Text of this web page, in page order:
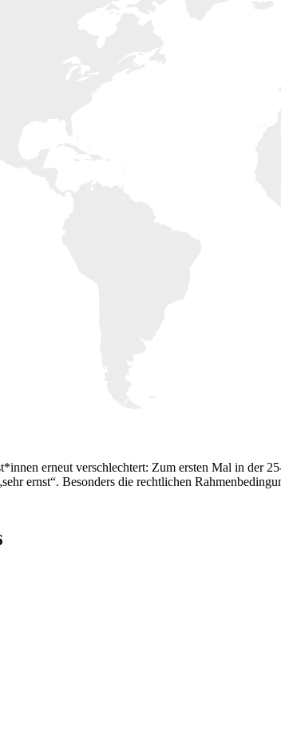
erneut verschlechtert: Zum ersten Mal in der
ernst“. Besonders die rechtlichen